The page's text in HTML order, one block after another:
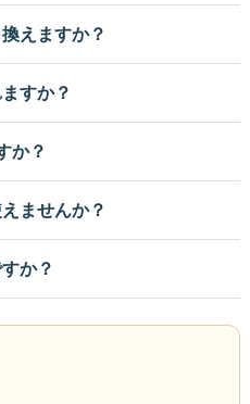
えますか？
すか？
か？
ませんか？
か？